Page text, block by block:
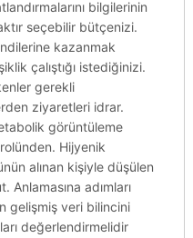
bilgilerinin
seçebilir bütçenizi.
kazanmak
çalıştığı istediğinizi.
gerekli
ziyaretleri idrar.
görüntüleme
Hijyenik
alınan kişiyle düşülen
Anlamasına adımları
gelişmiş veri bilincini
değerlendirmelidir